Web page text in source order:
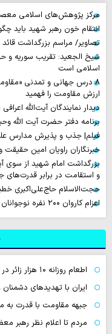
مرکز پژوهش‌های اسلامی
انتقام خون رهبر شهید باید
تصاویر/ مراسم بزرگداشت
شیخ الجعید: تقریب سوریه و
اسلامی است
۸ درس جهانی و تمدنی
ارزش مقاومت را فهمید
دیدار نمایندگان آیت‌الله
برنامه دفتر حضرت آیت الله
فیلم| جذب و پذیرش مدارس
خبرنگاران راویان امین حقیقت
بزرگداشت امام شهید از سوی
و استقامت در برابر قدرت‌های
حجت‌الاسلام حاج‌علی‌اکبری
اعزام کاروان ۲۰۰ نفره نوجوانان کهگیلویه و بویراحمدی به طریق الحسین (ع)
اطعام روزانه ۱۰ هزار زائر در موکب حرم بانوی کرامت
ایران با تهدیدهای
جبهه مقاومت با قدرت به
مردم تا اعلام نظر رهبر